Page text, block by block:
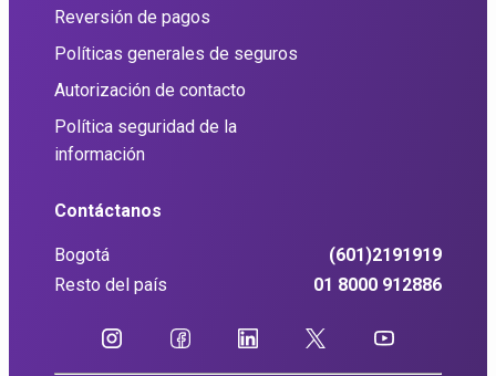
Reversión de pagos
Políticas generales de seguros
Autorización de contacto
Política seguridad de la
información
Contáctanos
Bogotá
(601)2191919
Resto del país
01 8000 912886